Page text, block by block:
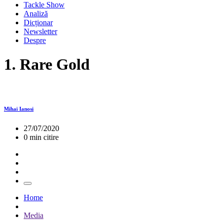
Tackle Show
Analiză
Dicționar
Newsletter
Despre
1. Rare Gold
Mihai Ianosi
27/07/2020
0 min citire
Home
Media